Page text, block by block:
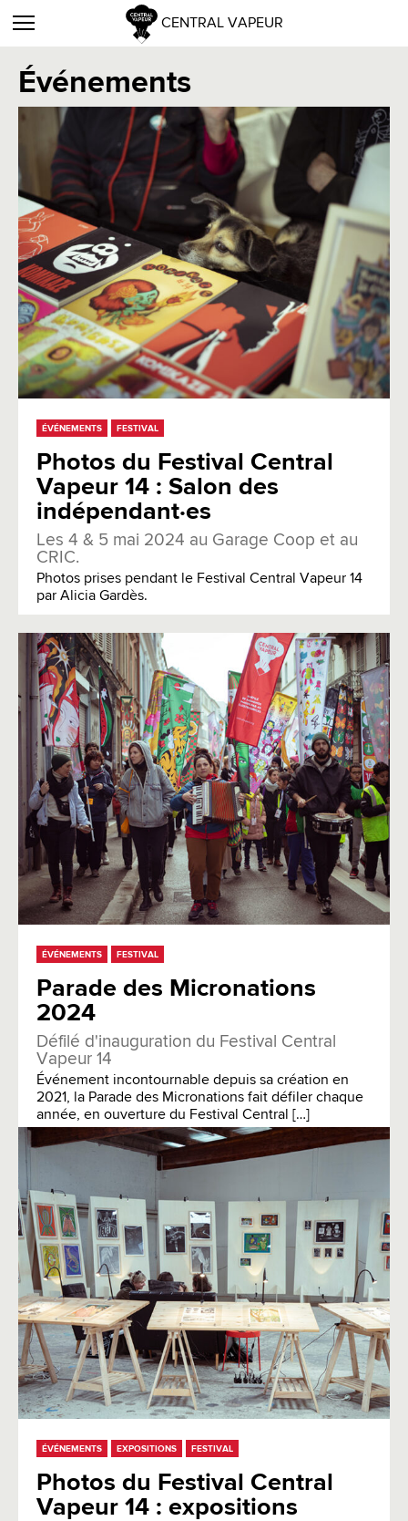
CENTRAL VAPEUR
Événements
ÉVÉNEMENTS FESTIVAL
Photos du Festival Central
Vapeur 14 : Salon des
indépendant·es
Les 4 & 5 mai 2024 au Garage Coop et au
CRIC.
Photos prises pendant le Festival Central Vapeur 14
par Alicia Gardès.
ÉVÉNEMENTS FESTIVAL
Parade des Micronations
2024
Défilé d'inauguration du Festival Central
Vapeur 14
Événement incontournable depuis sa création en
2021, la Parade des Micronations fait défiler chaque
année, en ouverture du Festival Central […]
ÉVÉNEMENTS EXPOSITIONS FESTIVAL
Photos du Festival Central
Vapeur 14 : expositions